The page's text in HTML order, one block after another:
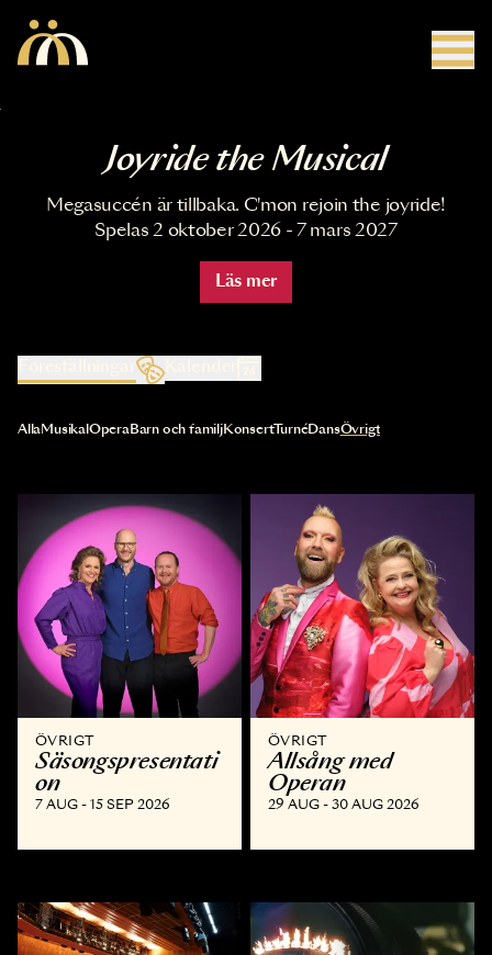
Joyride the Musical
Megasuccén är tillbaka. C'mon rejoin the joyride!
Spelas 2 oktober 2026 - 7 mars 2027
Läs mer
Kalender
Val av kategori uppdaterar innehållet automatiskt
AllaMusikal OperaBarn och familjKonsertTurnéDansÖvrigt
ÖVRIGT
Säsongspresentati
on
7 AUG - 15 SEP 2026
ÖVRIGT
Allsång med
Operan
29 AUG - 30 AUG 2026